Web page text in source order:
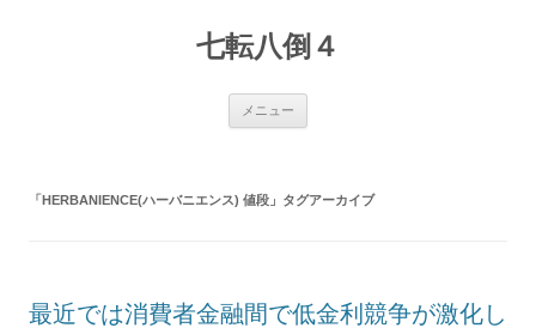
七転八倒４
メニュー
ス
「HERBANIENCE(ハーバニエンス) 値段 」タグアーカイブ
最近では消費者金融間で低金利競争が激化し